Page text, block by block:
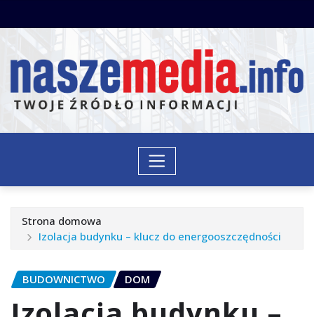
do
Strona domowa
Izolacja budynku – klucz do energooszczędności
BUDOWNICTWO DOM